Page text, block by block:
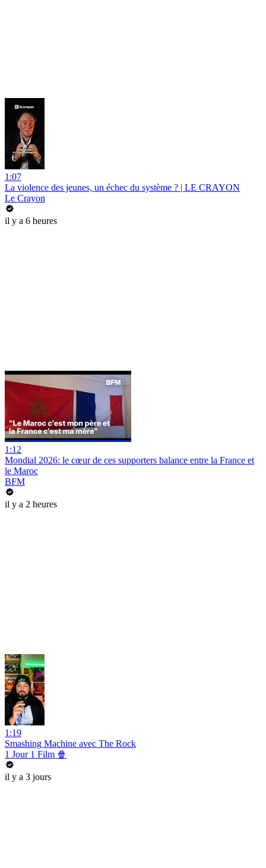
1:07
La violence des jeunes, un échec du système ? | LE CRAYON
Le Crayon
il y a 6 heures
1:12
Mondial 2026: le cœur de ces supporters balance entre la France et
le Maroc
BFM
il y a 2 heures
1:19
Smashing Machine avec The Rock
1 Jour 1 Film 🍿
il y a 3 jours